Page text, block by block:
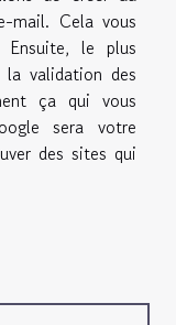
mail. Cela vous
le plus
validation des
ça qui vous
sera votre
des sites qui